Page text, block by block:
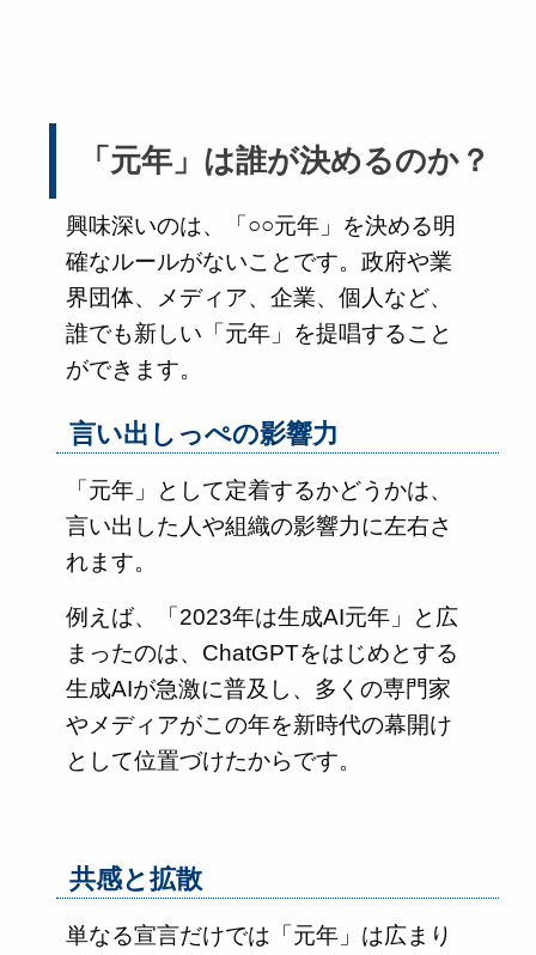
「元年」は誰が決めるのか？
興味深いのは、「○○元年」を決める明
確なルールがないことです。政府や業
界団体、メディア、企業、個人など、
誰でも新しい「元年」を提唱すること
ができます。
言い出しっぺの影響力
「元年」として定着するかどうかは、
言い出した人や組織の影響力に左右さ
れます。
例えば、「2023年は生成AI元年」と広
まったのは、ChatGPTをはじめとする
生成AIが急激に普及し、多くの専門家
やメディアがこの年を新時代の幕開け
として位置づけたからです。
共感と拡散
単なる宣言だけでは「元年」は広まり